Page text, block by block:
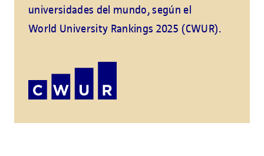
universidades del mundo, según el
World University Rankings 2025 (CWUR).